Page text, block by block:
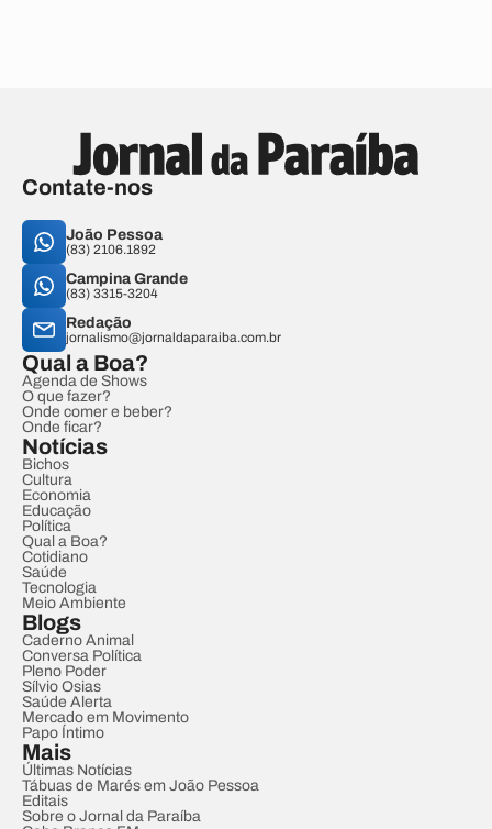
Contate-nos
João Pessoa
(83) 2106.1892
Campina Grande
(83) 3315-3204
Redação
jornalismo@jornaldaparaiba.com.br
Qual a Boa?
Agenda de Shows
O que fazer?
Onde comer e beber?
Onde ficar?
Notícias
Bichos
Cultura
Economia
Educação
Política
Qual a Boa?
Cotidiano
Saúde
Tecnologia
Meio Ambiente
Blogs
Caderno Animal
Conversa Política
Pleno Poder
Sílvio Osias
Saúde Alerta
Mercado em Movimento
Papo Íntimo
Mais
Últimas Notícias
Tábuas de Marés em João Pessoa
Editais
Sobre o Jornal da Paraíba